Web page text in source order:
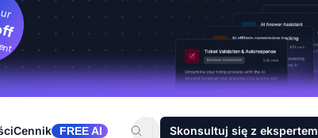
Cennik FREE AI Skonsultuj się z ekspertem